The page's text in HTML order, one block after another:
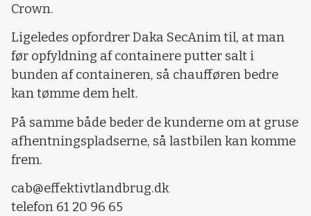
Crown.
Ligeledes opfordrer Daka SecAnim til, at man
før opfyldning af containere putter salt i
bunden af containeren, så chaufføren bedre
kan tømme dem helt.
På samme både beder de kunderne om at gruse
afhentningspladserne, så lastbilen kan komme
frem.
cab@effektivtlandbrug.dk
telefon 61 20 96 65